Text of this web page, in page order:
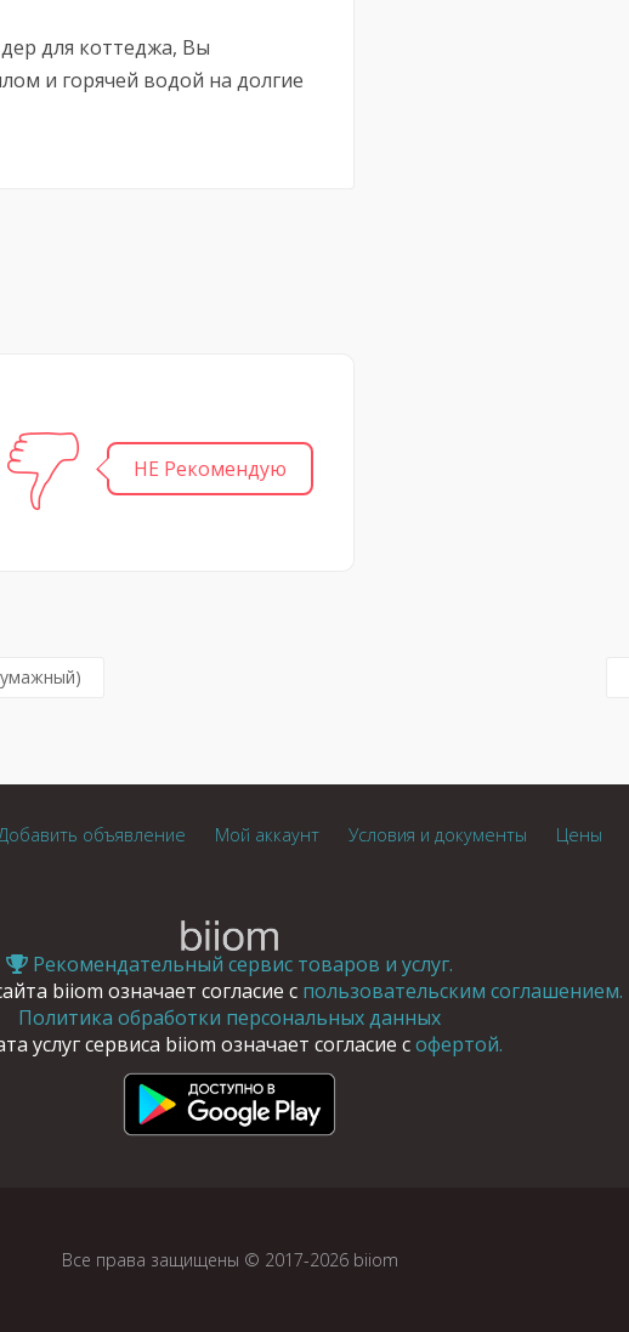
для коттеджа, Вы
и горячей водой на долгие
НЕ Рекомендую
Добавить объявление Мой аккаунт Условия и документы Цены
Рекомендательный сервис товаров и услуг.
biiom означает согласие с пользовательским соглашением.
Политика обработки персональных данных
услуг сервиса biiom означает согласие софертой.
Все права защищены © 2017-2026 biiom